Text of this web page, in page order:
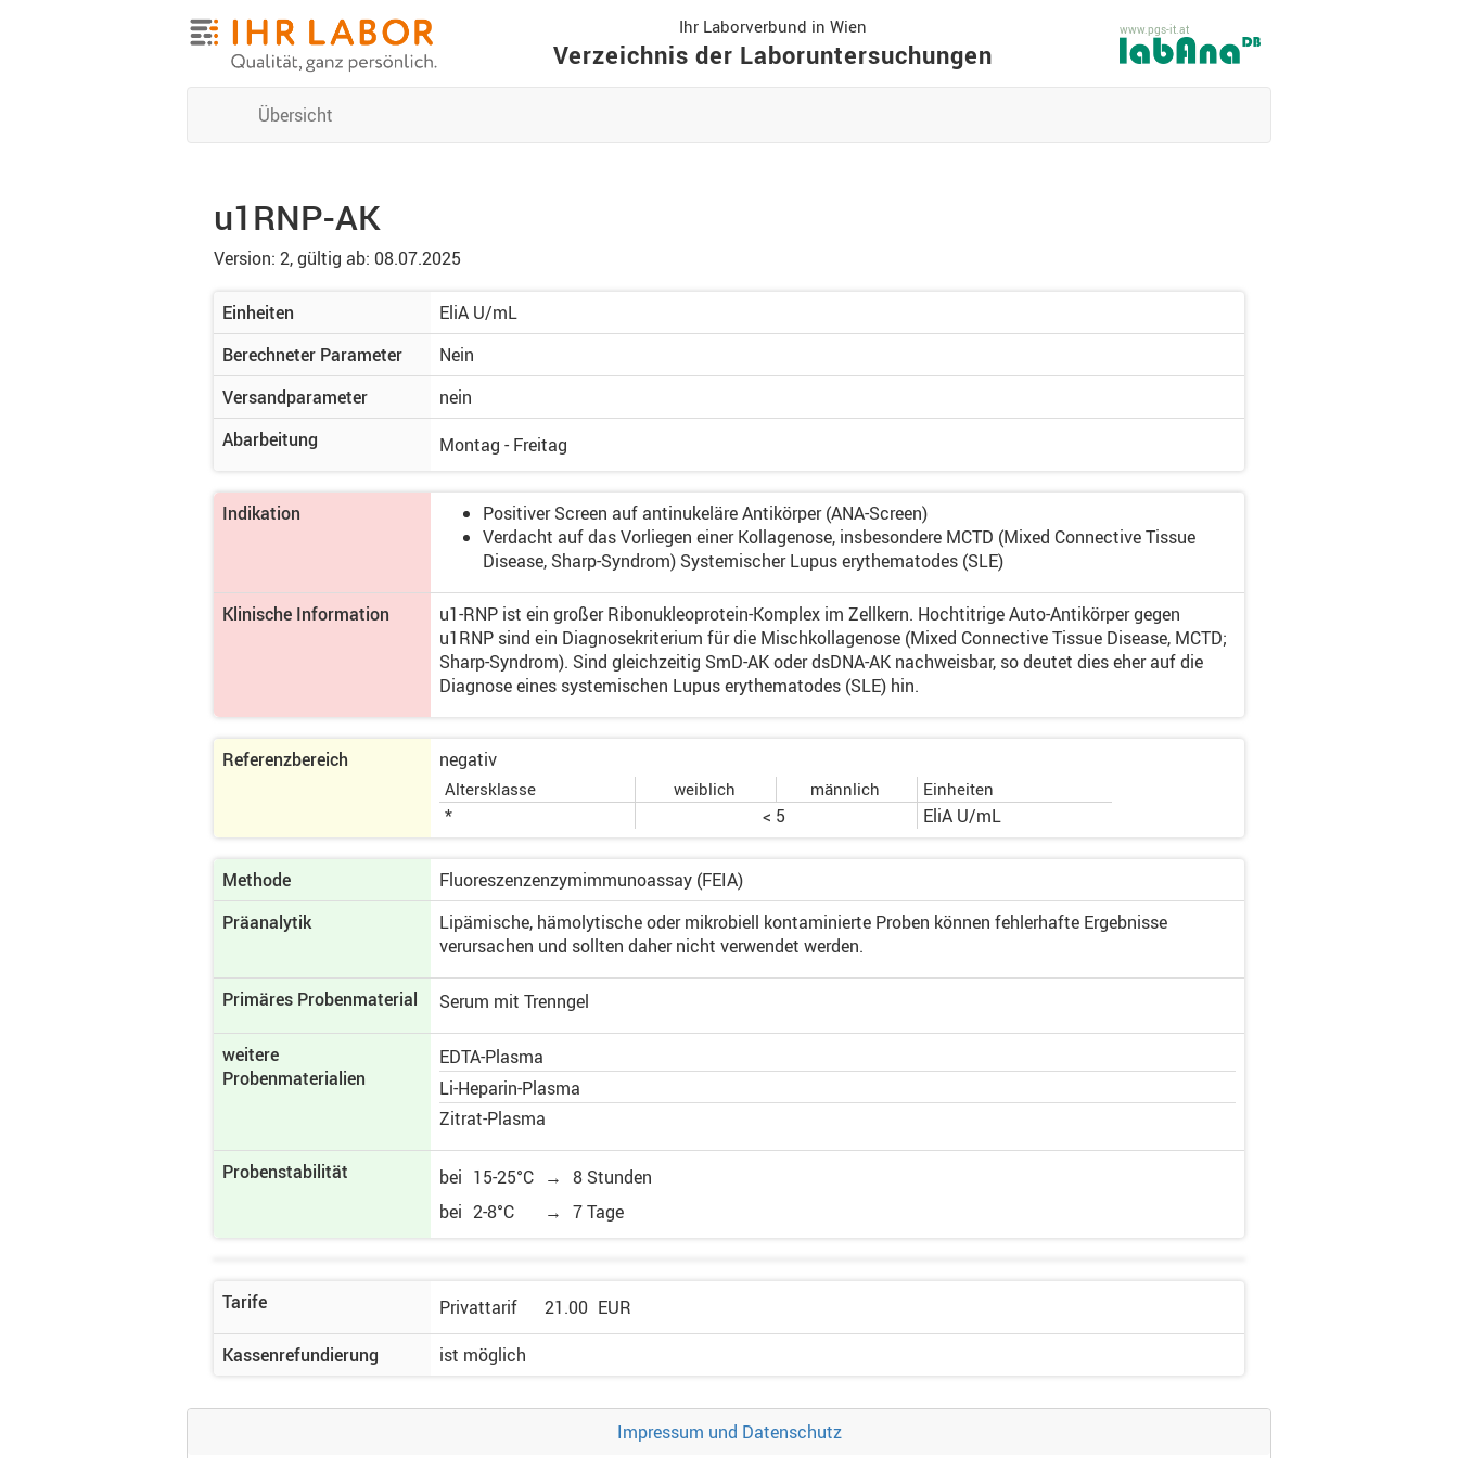
Ihr Laborverbund in Wien
Verzeichnis der Laboruntersuchungen
www.pgs-it.at
Übersicht
u1RNP-AK
Version: 2,gültig ab: 08.07.2025
Einheiten
EliA U/mL
Berechneter Parameter
Nein
Versandparameter
nein
Abarbeitung
Montag - Freitag
Indikation
Positiver Screen auf antinukeläre Antikörper (ANA-Screen)
Verdacht auf das Vorliegen einer Kollagenose, insbesondere MCTD (Mixed Connective Tissue
Disease, Sharp-Syndrom) Systemischer Lupus erythematodes (SLE)
Klinische Information
u1-RNP ist ein großer Ribonukleoprotein-Komplex im Zellkern. Hochtitrige Auto-Antikörper gegen
u1RNP sind ein Diagnosekriterium für die Mischkollagenose (Mixed Connective Tissue Disease, MCTD;
Sharp-Syndrom). Sind gleichzeitig SmD-AK oder dsDNA-AK nachweisbar, so deutet dies eher auf die
Diagnose eines systemischen Lupus erythematodes (SLE) hin.
Referenzbereich negativ
Altersklasse weiblich männlich Einheiten
* < 5 EliA U/mL
Methode
Fluoreszenzenzymimmunoassay (FEIA)
Präanalytik
Lipämische, hämolytische oder mikrobiell kontaminierte Proben können fehlerhafte Ergebnisse
verursachen und sollten daher nicht verwendet werden.
Primäres Proben­material Serum mit Trenngel
weitere
Probenmaterialien
EDTA-Plasma
Li-Heparin-Plasma
Zitrat-Plasma
Probenstabilität bei 15-25°C → 8 Stunden
bei 2-8°C → 7 Tage
Tarife Privattarif 21.00 EUR
Kassenrefundierung
ist möglich
Impressum und Datenschutz